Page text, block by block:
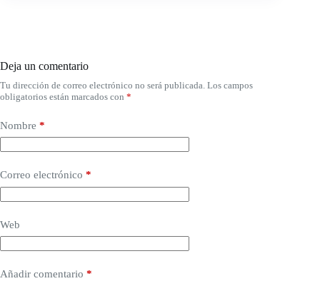
Deja un comentario
Tu dirección de correo electrónico no será publicada. Los campos
obligatorios están marcados con *
Nombre *
Correo electrónico *
Web
Añadir comentario *